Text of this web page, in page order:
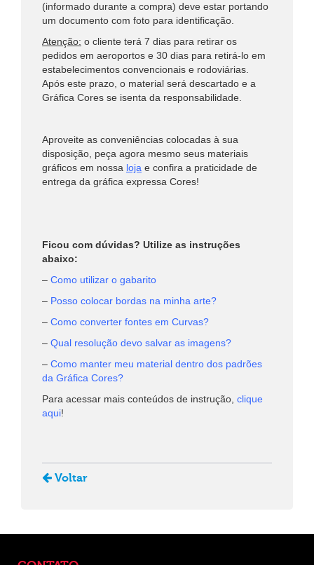
(informado durante a compra) deve estar portando
um documento com foto para identificação.
Atenção: o cliente terá 7 dias para retirar os
pedidos em aeroportos e 30 dias para retirá-lo em
estabelecimentos convencionais e rodoviárias.
Após este prazo, o material será descartado e a
Gráfica Cores se isenta da responsabilidade.
Aproveite as conveniências colocadas à sua
disposição, peça agora mesmo seus materiais
gráficos em nossa loja e confira a praticidade de
entrega da gráfica expressa Cores!
Ficou com dúvidas? Utilize as instruções
abaixo:
– Como utilizar o gabarito
– Posso colocar bordas na minha arte?
– Como converter fontes em Curvas?
– Qual resolução devo salvar as imagens?
– Como manter meu material dentro dos padrões
da Gráfica Cores?
Para acessar mais conteúdos de instrução, clique
aqui!
Voltar